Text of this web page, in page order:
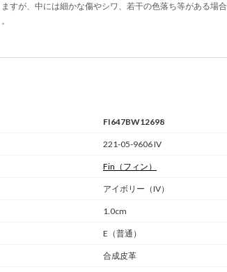
すが、中には細かな傷やシワ、若干の色落ち等がある場合
FI647BW12698
221-05-9606 IV
Fin （フィン）
アイボリー（IV）
1.0cm
E（普通）
合成皮革